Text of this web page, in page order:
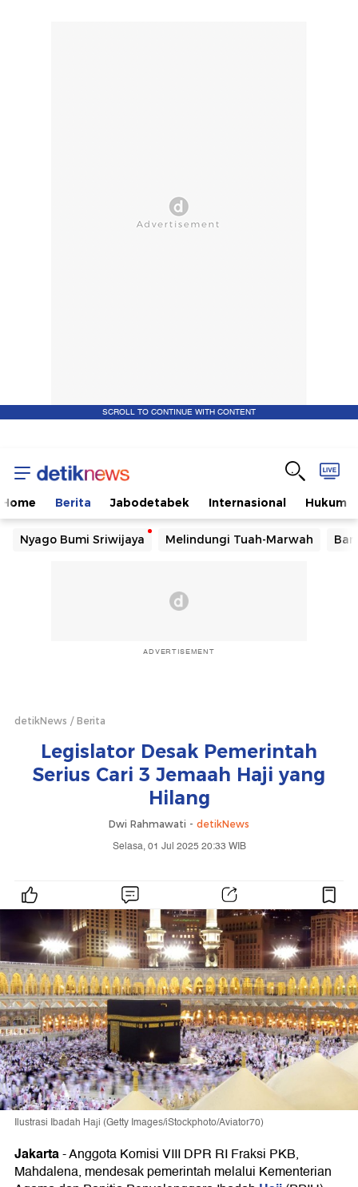
SCROLL TO CONTINUE WITH CONTENT
Home Berita Jabodetabek Internasional Hukum
Nyago Bumi Sriwijaya Melindungi Tuah-Marwah
ADVERTISEMENT
detikNews Berita
Legislator Desak Pemerintah
Serius Cari 3 Jemaah Haji yang
Hilang
Dwi Rahmawati - detikNews
Selasa, 01 Jul 2025 20:33 WIB
Ilustrasi Ibadah Haji (Getty Images/iStockphoto/Aviator70)
Jakarta-Anggota Komisi VIII DPR RI Fraksi PKB,
Mahdalena, mendesak pemerintah melalui Kementerian